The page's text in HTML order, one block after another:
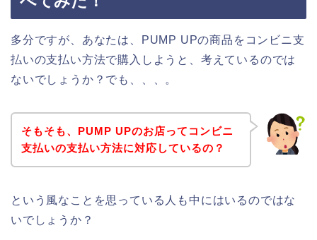
多分ですが、あなたは、PUMP UPの商品をコンビニ支
払いの支払い方法で購入しようと、考えているのでは
ないでしょうか？でも、、、。
そもそも、PUMP UPのお店ってコンビニ
支払いの支払い方法に対応しているの？
という風なことを思っている人も中にはいるのではな
いでしょうか？